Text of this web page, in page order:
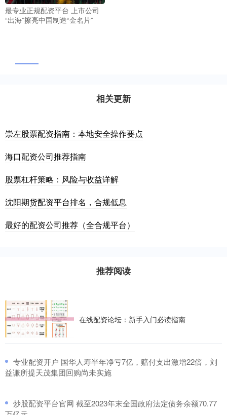
最专业正规配资平台 上市公司
“出海”擦亮中国制造“金名片”
相关更新
崇左股票配资指南：本地安全操作要点
海口配资公司推荐指南
股票杠杆策略：风险与收益详解
沈阳期货配资平台排名，合规低息
最好的配资公司推荐（全合规平台）
推荐阅读
在线配资论坛：新手入门必读指南
​专业配资开户 国华人寿半年净亏7亿，赔付支出激增22倍，刘
益谦所提天茂集团回购尚未实施
​炒股配资平台官网 截至2023年末全国政府法定债务余额70.77